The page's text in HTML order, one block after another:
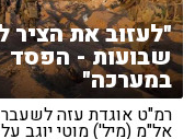
שבועות - הפסד
במערכה"
רמ"ט אוגדת עזה לשעבר
אל"מ (מיל') מוטי יוגב על